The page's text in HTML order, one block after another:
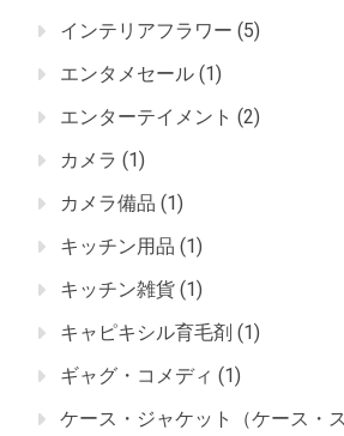
インテリアフラワー (5)
エンタメセール (1)
エンターテイメント (2)
カメラ (1)
カメラ備品 (1)
キッチン用品 (1)
キッチン雑貨 (1)
キャピキシル育毛剤 (1)
ギャグ・コメディ (1)
ケース・ジャケット（ケース・ス